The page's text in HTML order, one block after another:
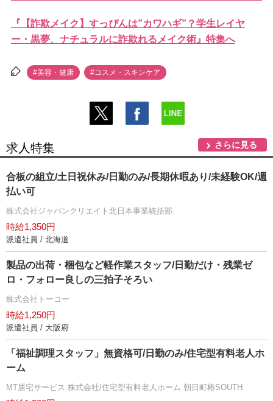
『【詐欺メイク】すっぴんは”カワハギ”？学生レイヤ
ー・黒夢、ナチュラルに詐欺れるメイク術』特集へ
#美容・健康 #コスメ・スキンケア
求人特集 さらに見る
合板の組立/土日祝休み/日勤のみ/長期休暇あり/未経験OK/週
払い可
株式会社ジャパンクリエイト北日本事業統括部
時給1,350円
派遣社員 / 北海道
製品の出荷・梱包など軽作業スタッフ/日勤だけ・残業ゼ
ロ・フォロー良しの三拍子そろい
株式会社トーコー
時給1,250円
派遣社員 / 大阪府
「福祉調理スタッフ」無資格可/日勤のみ/住宅型有料老人ホ
ーム
MT居宅サービス 株式会社/住宅型有料老人ホーム 朝日町椿SOUTH